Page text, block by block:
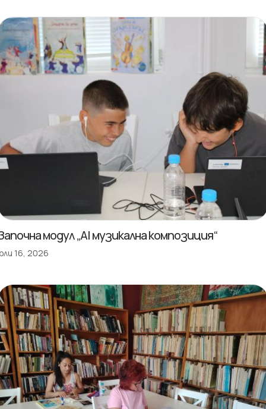
модул „AI музикална композиция“
16, 2026